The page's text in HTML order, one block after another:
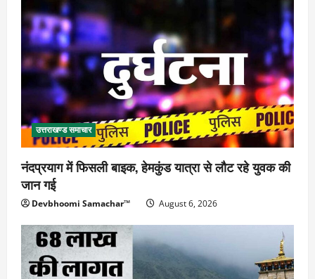
उत्तराखण्ड समाचार
नंदप्रयाग में फिसली बाइक, हेमकुंड यात्रा से लौट रहे युवक की
जान गई
Devbhoomi Samachar™ August 6, 2026